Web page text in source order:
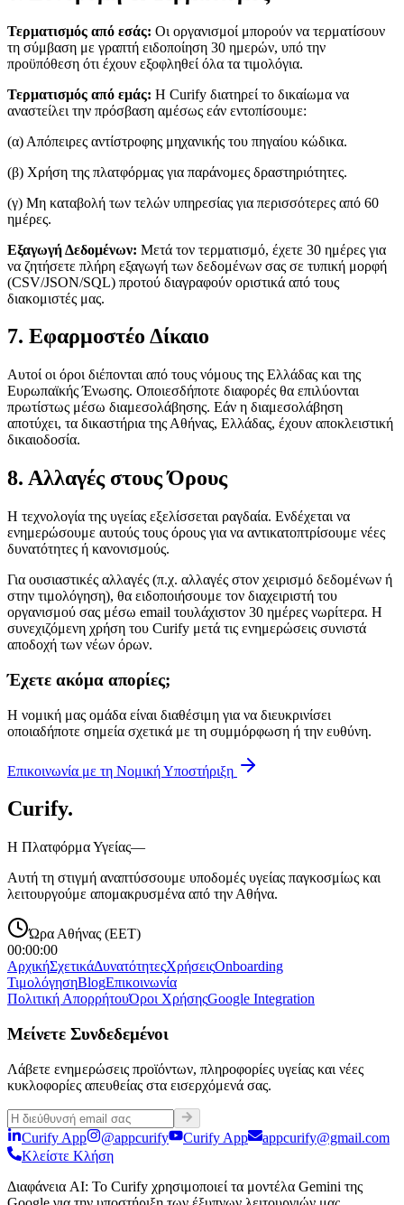
Τερματισμός από εσάς: Οι οργανισμοί μπορούν να τερματίσουν
τη σύμβαση με γραπτή ειδοποίηση 30 ημερών, υπό την
προϋπόθεση ότι έχουν εξοφληθεί όλα τα τιμολόγια.
Τερματισμός από εμάς: Η Curify διατηρεί το δικαίωμα να
αναστείλει την πρόσβαση αμέσως εάν εντοπίσουμε:
(α) Απόπειρες αντίστροφης μηχανικής του πηγαίου κώδικα.
(β) Χρήση της πλατφόρμας για παράνομες δραστηριότητες.
(γ) Μη καταβολή των τελών υπηρεσίας για περισσότερες από 60
ημέρες.
Εξαγωγή Δεδομένων: Μετά τον τερματισμό, έχετε 30 ημέρες για
να ζητήσετε πλήρη εξαγωγή των δεδομένων σας σε τυπική μορφή
(CSV/JSON/SQL) προτού διαγραφούν οριστικά από τους
διακομιστές μας.
7. Εφαρμοστέο Δίκαιο
Αυτοί οι όροι διέπονται από τους νόμους της Ελλάδας και της
Ευρωπαϊκής Ένωσης. Οποιεσδήποτε διαφορές θα επιλύονται
πρωτίστως μέσω διαμεσολάβησης. Εάν η διαμεσολάβηση
αποτύχει, τα δικαστήρια της Αθήνας, Ελλάδας, έχουν αποκλειστική
δικαιοδοσία.
8. Αλλαγές στους Όρους
Η τεχνολογία της υγείας εξελίσσεται ραγδαία. Ενδέχεται να
ενημερώσουμε αυτούς τους όρους για να αντικατοπτρίσουμε νέες
δυνατότητες ή κανονισμούς.
Για ουσιαστικές αλλαγές (π.χ. αλλαγές στον χειρισμό δεδομένων ή
στην τιμολόγηση), θα ειδοποιήσουμε τον διαχειριστή του
οργανισμού σας μέσω email τουλάχιστον 30 ημέρες νωρίτερα. Η
συνεχιζόμενη χρήση του Curify μετά τις ενημερώσεις συνιστά
αποδοχή των νέων όρων.
Έχετε ακόμα απορίες;
Η νομική μας ομάδα είναι διαθέσιμη για να διευκρινίσει
οποιαδήποτε σημεία σχετικά με τη συμμόρφωση ή την ευθύνη.
Επικοινωνία με τη Νομική Υποστήριξη
Curify.
Η Πλατφόρμα Υγείας—
Αυτή τη στιγμή αναπτύσσουμε υποδομές υγείας παγκοσμίως και
λειτουργούμε απομακρυσμένα από την Αθήνα.
Ώρα Αθήνας (EET)
00:00:00
ΑρχικήΣχετικάΔυνατότητεςΧρήσειςOnboarding
ΤιμολόγησηBlogΕπικοινωνία
Πολιτική ΑπορρήτουΌροι ΧρήσηςGoogle Integration
Μείνετε Συνδεδεμένοι
Λάβετε ενημερώσεις προϊόντων, πληροφορίες υγείας και νέες
κυκλοφορίες απευθείας στα εισερχόμενά σας.
Curify App @appcurify Curify App
appcurify@gmail.com
Κλείστε Κλήση
Διαφάνεια AI: Το Curify χρησιμοποιεί τα μοντέλα Gemini της